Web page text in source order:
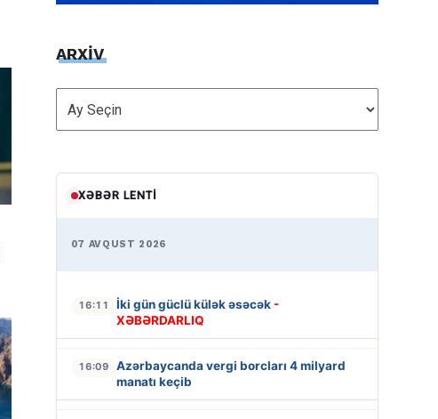
ARXİV
ARXİV
XƏBƏR LENTI
07 AVQUST 2026
16:11 İki gün güclü külək əsəcək -
XƏBƏRDARLIQ
16:09
Azərbaycanda vergi borcları 4 milyard
manatı keçib